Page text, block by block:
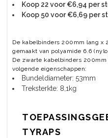
Koop 22 voor €6,94 per
Koop 50 voor €6,69 per
De kabelbinders 200mm lang x
gemaakt van polyamide 6.6
De zwarte kabelbinders
volgende eigenschappen:
Bundeldiameter: 53mm
Treksterkte: 8,1kg
TYRAPS